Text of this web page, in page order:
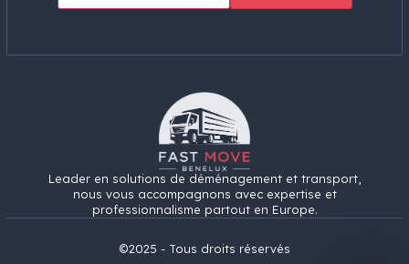
Leader en solutions de déménagement et transport,
nous vous accompagnons avec expertise et
professionnalisme partout en Europe.
©2025 - Tous droits réservés